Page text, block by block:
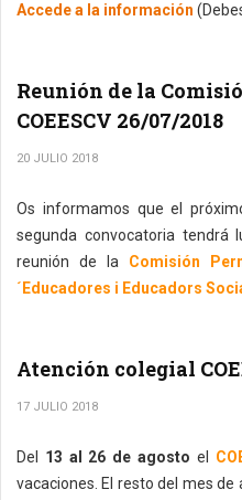
Accede a la información
Reunión de la
COEESCV 26/07/2018
20 JULIO 2018
Os informamos que el
segunda convocatoria tendrá
reunión de la
Comisión
´Educadores i Educadors
Atención colegial
17 JULIO 2018
Del 13 al 26 de agosto el
vacaciones. El resto del mes